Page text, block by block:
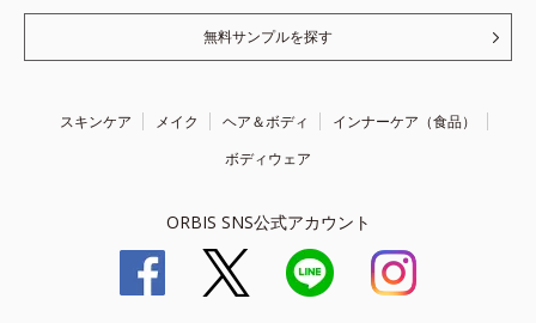
無料サンプルを探す
スキンケア メイク ヘア＆ボディ
インナーケア（食品）
ボディウェア
ORBIS SNS公式アカウント